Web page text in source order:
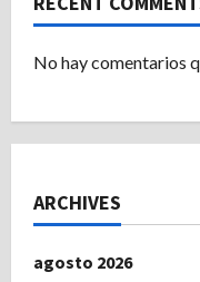
No hay comentarios
ARCHIVES
agosto 2026